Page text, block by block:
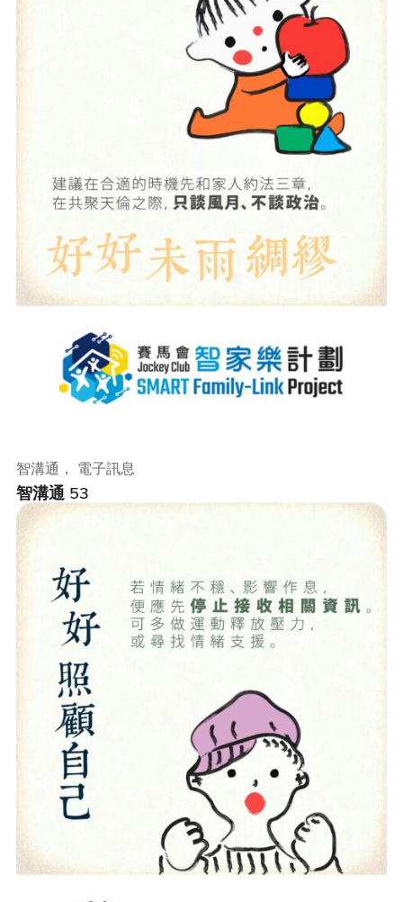
智溝通 53
智溝通， 電子訊息